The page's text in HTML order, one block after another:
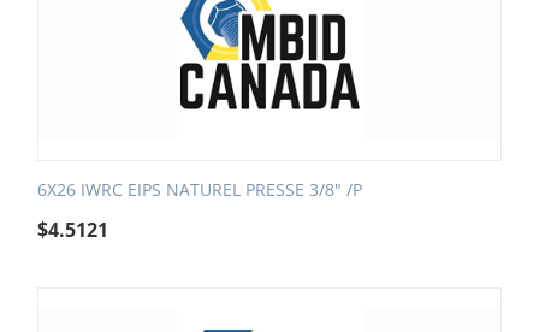
6X26 IWRC EIPS NATUREL PRESSE 3/8" /P
$4.5121